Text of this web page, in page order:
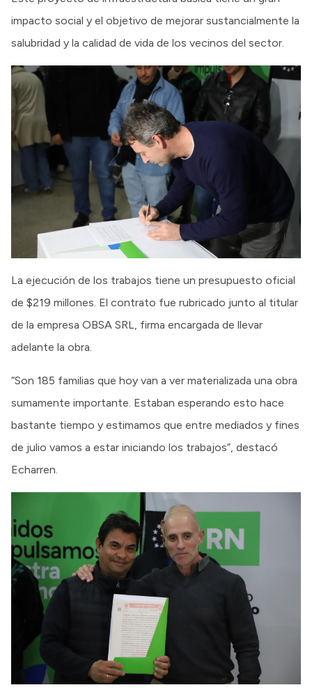
impacto social y el objetivo de mejorar sustancialmente la
salubridad y la calidad de vida de los vecinos del sector.
La ejecución de los trabajos tiene un presupuesto oficial
de $219 millones. El contrato fue rubricado junto al titular
de la empresa OBSA SRL, firma encargada de llevar
adelante la obra.
“Son 185 familias que hoy van a ver materializada una obra
sumamente importante. Estaban esperando esto hace
bastante tiempo y estimamos que entre mediados y fines
de julio vamos a estar iniciando los trabajos”, destacó
Echarren.